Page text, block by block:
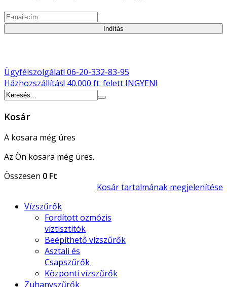
Indítás
Ügyfélszolgálat! 06-20-332-83-95
Házhozszállítás! 40.000 ft. felett INGYEN!
Kosár
A kosara még üres
Az Ön kosara még üres.
Összesen 0 Ft
Kosár tartalmának megjelenítése
Vízszűrők
Fordított ozmózis
víztisztítók
Beépíthető vízszűrők
Asztali és
Csapszűrők
Központi vízszűrők
Zuhanyszűrők